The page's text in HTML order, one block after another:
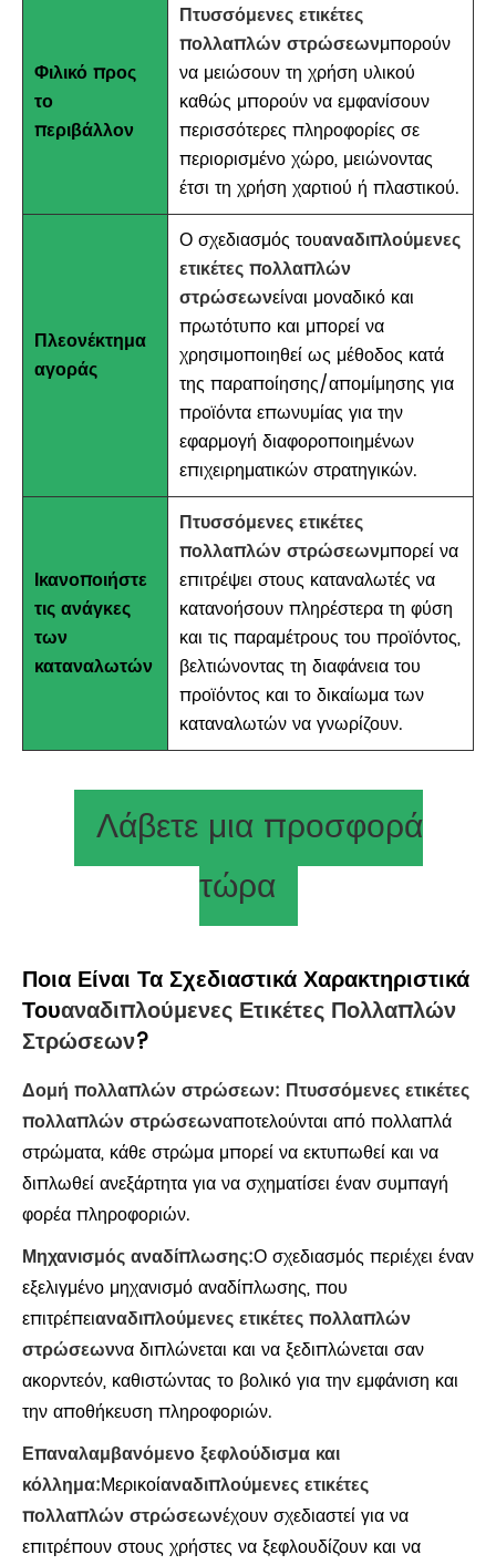
Φιλικό προς
το
περιβάλλον
Πτυσσόμενες ετικέτες
πολλαπλών στρώσεωνμπορούν
να μειώσουν τη χρήση υλικού
καθώς μπορούν να εμφανίσουν
περισσότερες πληροφορίες σε
περιορισμένο χώρο, μειώνοντας
έτσι τη χρήση χαρτιού ή πλαστικού.
Πλεονέκτημα
αγοράς
Ο σχεδιασμός τουαναδιπλούμενες
ετικέτες πολλαπλών
στρώσεωνείναι μοναδικό και
πρωτότυπο και μπορεί να
χρησιμοποιηθεί ως μέθοδος κατά
της παραποίησης/απομίμησης για
προϊόντα επωνυμίας για την
εφαρμογή διαφοροποιημένων
επιχειρηματικών στρατηγικών.
Ικανοποιήστε
τις ανάγκες
των
καταναλωτών
Πτυσσόμενες ετικέτες
πολλαπλών στρώσεωνμπορεί να
επιτρέψει στους καταναλωτές να
κατανοήσουν πληρέστερα τη φύση
και τις παραμέτρους του προϊόντος,
βελτιώνοντας τη διαφάνεια του
προϊόντος και το δικαίωμα των
καταναλωτών να γνωρίζουν.
Λάβετε μια προσφορά
τώρα
Ποια Είναι Τα Σχεδιαστικά Χαρακτηριστικά
ΤουΑναδιπλούμενες Ετικέτες Πολλαπλών
Στρώσεων?
Δομή πολλαπλών στρώσεων: Πτυσσόμενες ετικέτες
πολλαπλών στρώσεωναποτελούνται από πολλαπλά
στρώματα, κάθε στρώμα μπορεί να εκτυπωθεί και να
διπλωθεί ανεξάρτητα για να σχηματίσει έναν συμπαγή
φορέα πληροφοριών.
Μηχανισμός αναδίπλωσης:Ο σχεδιασμός περιέχει έναν
εξελιγμένο μηχανισμό αναδίπλωσης, που
επιτρέπειαναδιπλούμενες ετικέτες πολλαπλών
στρώσεωννα διπλώνεται και να ξεδιπλώνεται σαν
ακορντεόν, καθιστώντας το βολικό για την εμφάνιση και
την αποθήκευση πληροφοριών.
Επαναλαμβανόμενο ξεφλούδισμα και
κόλλημα:Μερικοίαναδιπλούμενες ετικέτες
πολλαπλών στρώσεωνέχουν σχεδιαστεί για να
επιτρέπουν στους χρήστες να ξεφλουδίζουν και να